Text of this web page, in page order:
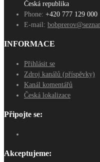
Česká republika
Phone: +420 777 129 000
E-mail:
INFORMACE
Přihlásit se
Zdroj kanálů (příspěvky)
Kanál komentářů
Česká lokalizace
Připojte se:
Akceptujeme: